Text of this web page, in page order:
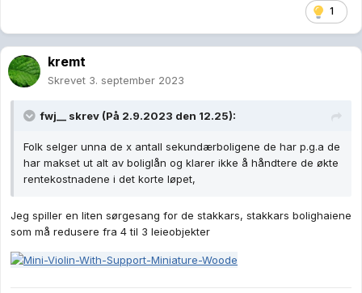
1
kremt
Skrevet 3. september 2023
fwj__ skrev (På 2.9.2023 den 12.25):
Folk selger unna de x antall sekundærboligene de har p.g.a de
har makset ut alt av boliglån og klarer ikke å håndtere de økte
rentekostnadene i det korte løpet,
Jeg spiller en liten sørgesang for de stakkars, stakkars bolighaiene
som må redusere fra 4 til 3 leieobjekter